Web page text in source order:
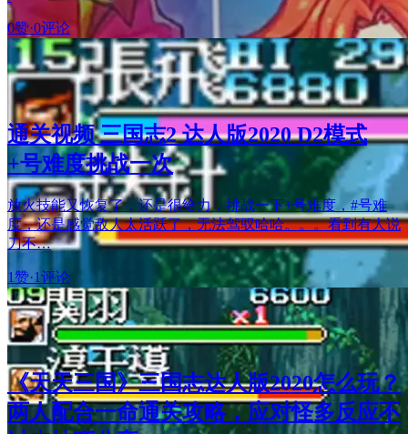
0赞·0评论
通关视频 三国志2 达人版2020 D2模式
+号难度挑战一次
放火技能又恢复了，还是很给力，挑战一下+号难度，#号难
度，还是感觉敌人太活跃了，无法驾驭哈哈。。。看到有人说
刀不…
1赞·1评论
《天天三国》三国志达人版2020怎么玩？
两人配合一命通关攻略，应对怪多反应不